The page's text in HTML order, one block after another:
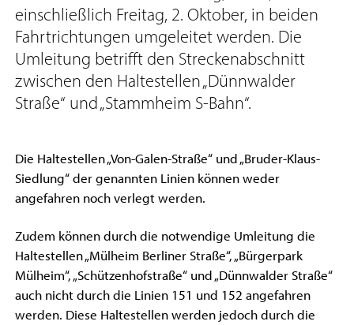
einschließlich Freitag, 2. Oktober, in beiden
Fahrtrichtungen umgeleitet werden. Die
Umleitung betrifft den Streckenabschnitt
zwischen den Haltestellen „Dünnwalder
Straße“ und „Stammheim S-Bahn“.
Die Haltestellen „Von-Galen-Straße“ und „Bruder-Klaus-
Siedlung“ der genannten Linien können weder
angefahren noch verlegt werden.
Zudem können durch die notwendige Umleitung die
Haltestellen „Mülheim Berliner Straße“, „Bürgerpark
Mülheim“, „Schützenhofstraße“ und „Dünnwalder Straße“
auch nicht durch die Linien 151 und 152 angefahren
werden. Diese Haltestellen werden jedoch durch die